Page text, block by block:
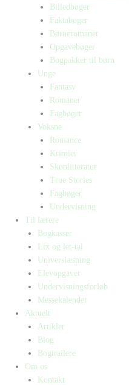
Billedbøger
Faktabøger
Børneromaner
Opgavebøger
Bogpakker til børn
Unge
Fantasy
Romaner
Fagbøger
Voksne
Romance
Krimier
Skønlitteratur
True Stories
Fagbøger
Undervisning
Til lærere
Bogkasser
Lix og let-tal
Universlæsning
Elevopgaver
Undervisningsforløb
Messekalender
Aktuelt
Artikler
Blog
Bogtrailere
Om os
Kontakt